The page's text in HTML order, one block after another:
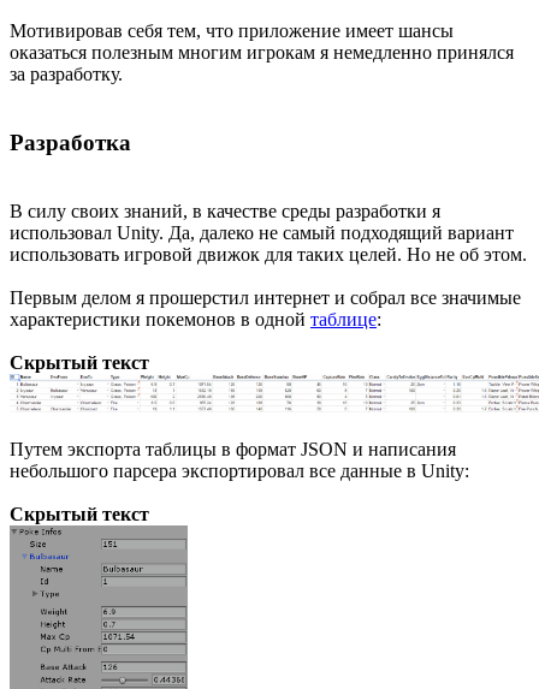
Мотивировав себя тем, что приложение имеет шансы
оказаться полезным многим игрокам я немедленно принялся
за разработку.
Разработка
В силу своих знаний, в качестве среды разработки я
использовал Unity. Да, далеко не самый подходящий вариант
использовать игровой движок для таких целей. Но не об этом.
Первым делом я прошерстил интернет и собрал все значимые
характеристики покемонов в одной таблице:
Скрытый текст
Путем экспорта таблицы в формат JSON и написания
небольшого парсера экспортировал все данные в Unity:
Скрытый текст